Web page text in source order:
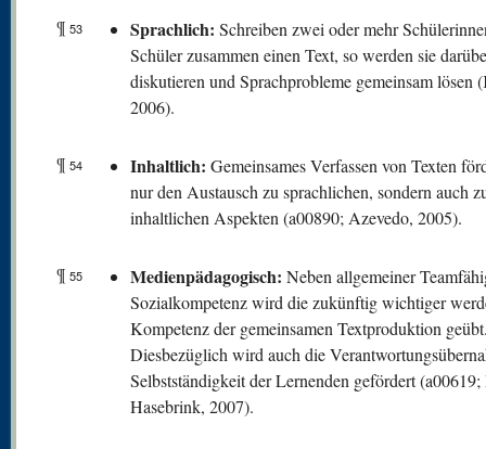
¶ 53 Sprachlich: Schreiben zwei oder mehr
Schüler zusammen einen Text, so werden sie
diskutieren und Sprachprobleme gemeinsam lösen
2006).
¶ 54 Inhaltlich: Gemeinsames Verfassen von Texten
nur den Austausch zu sprachlichen, sondern auch
inhaltlichen Aspekten (a00890; Azevedo, 2005).
¶ 55 Medienpädagogisch: Neben allgemeiner
Sozialkompetenz wird die zukünftig wichtiger
Kompetenz der gemeinsamen Textproduktion
Diesbezüglich wird auch die
Selbstständigkeit der Lernenden gefördert (a00619;
Hasebrink, 2007).